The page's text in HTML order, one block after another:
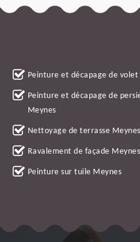
Peinture et décapage de volet
Peinture et décapage de
Meynes
Nettoyage de terrasse Meynes
Ravalement de façade Meynes
Peinture sur tuile Meynes